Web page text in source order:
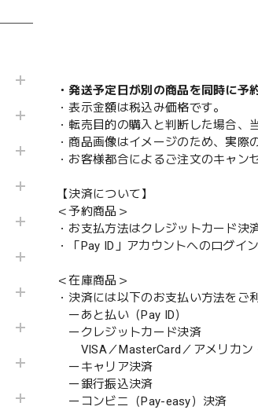
・発送予定日が別の商品を同時に予
・表示金額は税込み価格です。
・転売目的の購入と判断した場合、
・商品画像はイメージのため、実際
・お客様都合によるご注文のキャン
【決済について】
＜予約商品＞
・お支払方法はクレジットカード決
・「Pay ID」アカウントへのログイ
＜在庫商品＞
・決済には以下のお支払い方法をご
ーあと払い（Pay ID）
ークレジットカード決済
VISA／MasterCard／アメリカン
ーキャリア決済
ー銀行振込決済
ーコンビニ（Pay-easy）決済